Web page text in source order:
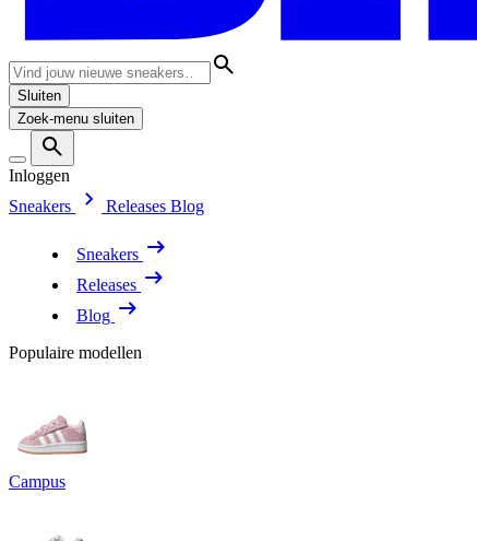
Sluiten
Zoek-menu sluiten
Inloggen
Sneakers
Releases Blog
Sneakers
Releases
Blog
Populaire modellen
Campus